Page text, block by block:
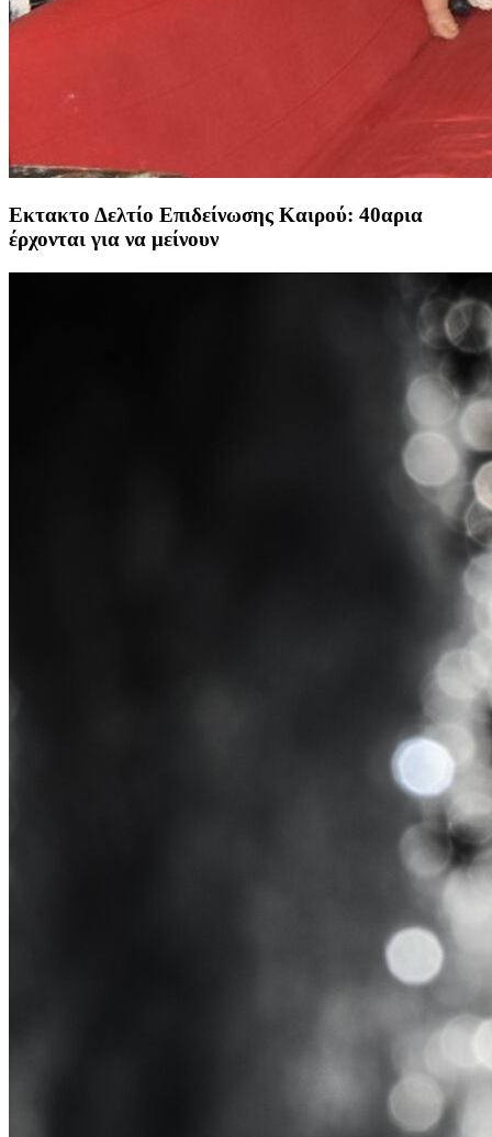
Εκτακτο Δελτίο Επιδείνωσης Καιρού: 40αρια
έρχονται για να μείνουν